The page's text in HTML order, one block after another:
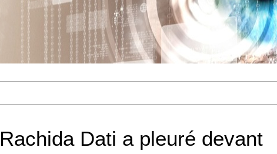
Rachida Dati a pleuré devant